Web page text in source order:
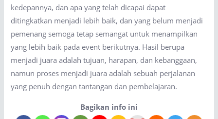
kedepannya, dan apa yang telah dicapai dapat
ditingkatkan menjadi lebih baik, dan yang belum menjadi
pemenang semoga tetap semangat untuk menampilkan
yang lebih baik pada event berikutnya. Hasil berupa
menjadi juara adalah tujuan, harapan, dan kebanggaan,
namun proses menjadi juara adalah sebuah perjalanan
yang penuh dengan tantangan dan pembelajaran.
Bagikan info ini